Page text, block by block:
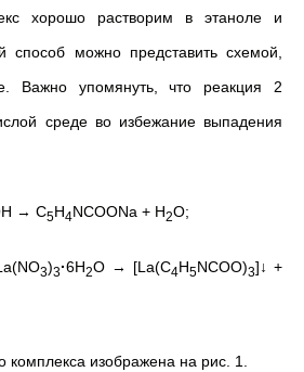
хорошо растворим в этаноле и
способ можно представить схемой,
Важно упомянуть, что реакция 2
среде во избежание выпадения
→ C5H4NCOONa + H2O;
3)3·6H2O → [La(C4H5NCOO)3]↓ +
комплекса изображена на рис. 1.